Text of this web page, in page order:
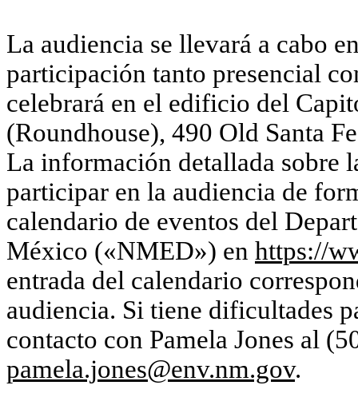
La audiencia se llevará a cabo
participación tanto presencial
celebrará en el edificio del
(Roundhouse), 490 Old Santa
La información detallada sobre
participar en la audiencia de
calendario de eventos del
México («NMED») en https://
entrada del calendario
audiencia. Si tiene dificultades
contacto con Pamela Jones al
pamela.jones@env.nm.gov.